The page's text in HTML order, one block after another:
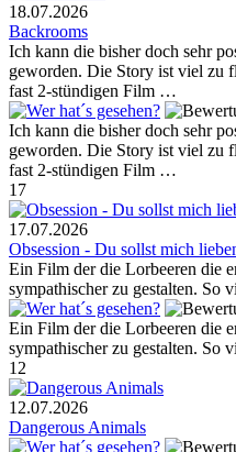
18.07.2026
Backrooms
Ich kann die bisher doch sehr
geworden. Die Story ist viel zu
fast 2-stündigen Film …
Ich kann die bisher doch sehr
geworden. Die Story ist viel zu
fast 2-stündigen Film …
17
17.07.2026
Obsession - Du sollst mich
Ein Film der die Lorbeeren die
sympathischer zu gestalten.
Ein Film der die Lorbeeren die
sympathischer zu gestalten.
12
12.07.2026
Dangerous Animals